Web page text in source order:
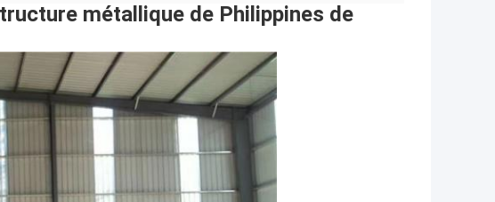
métallique de Philippines de